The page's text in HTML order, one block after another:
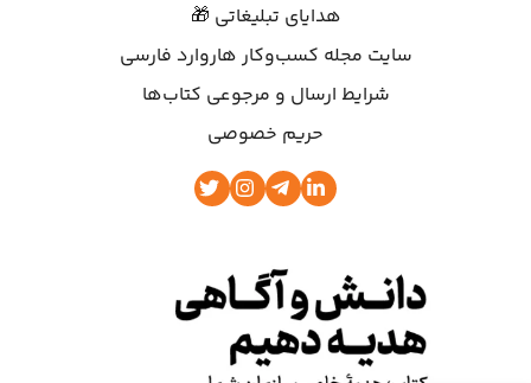
هدایای تبلیغاتی 🎁
سایت مجله کسب‌وکار هاروارد فارسی
شرایط ارسال و مرجوعی کتاب‌ها
حریم خصوصی